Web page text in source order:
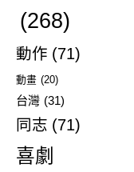
(268)
動作 (71)
動畫 (20)
台灣 (31)
同志 (71)
喜劇